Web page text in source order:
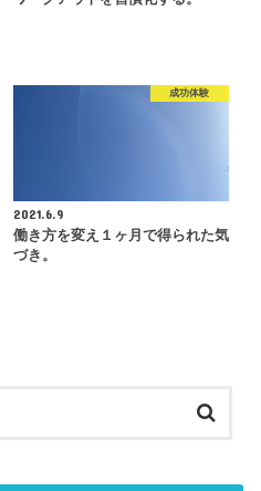
成功体験
2021.6.9
働き方を変え１ヶ月で得られた気
づき。